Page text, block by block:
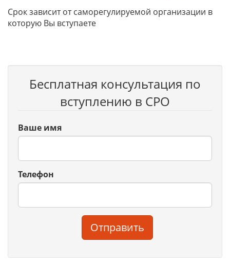
Срок зависит от саморегулируемой организации в
которую Вы вступаете
Бесплатная консультация по
вступлению в СРО
Ваше имя
Телефон
Отправить